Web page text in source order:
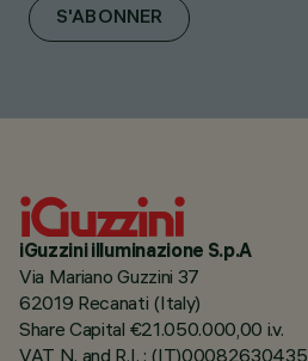
S'ABONNER
iGuzzini illuminazione S.p.A
Via Mariano Guzzini 37
62019 Recanati (Italy)
Share Capital €21.050.000,00 i.v.
VAT N. and R.I. : (IT)00082630435